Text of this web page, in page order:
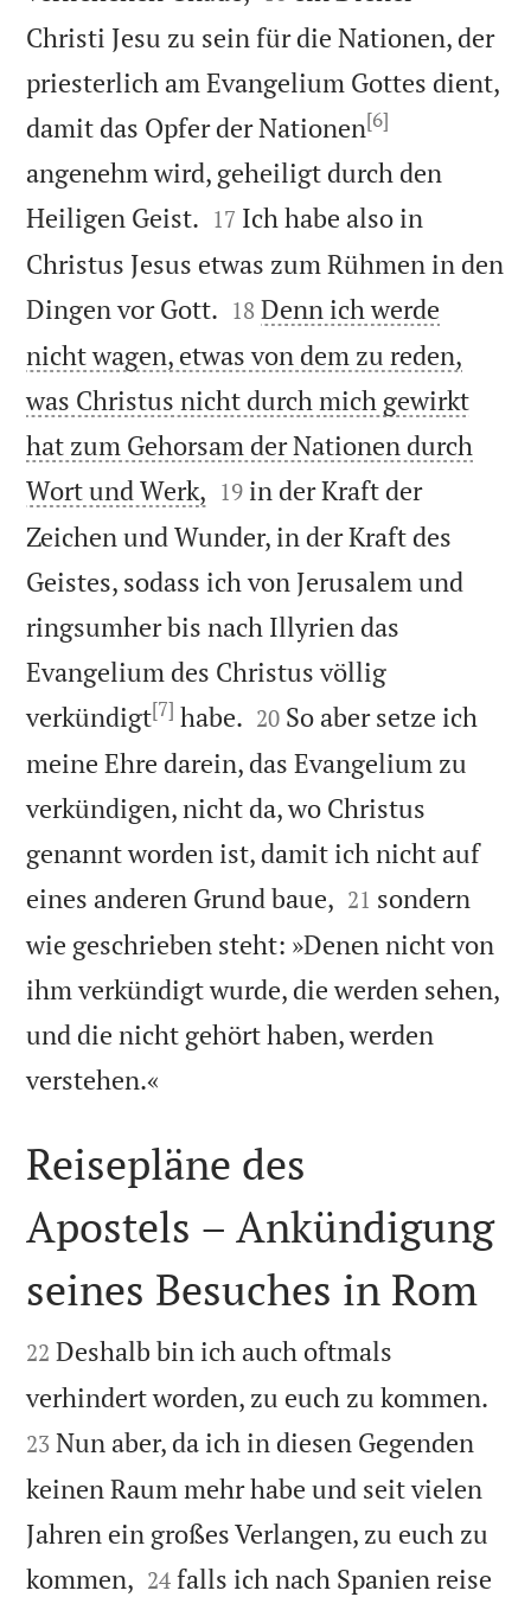
Christi Jesu zu sein für die Nationen, der
priesterlich am Evangelium Gottes dient,
damit das Opfer der Nationen[6]
angenehm wird, geheiligt durch den
Heiligen Geist. 

17 Ich habe also in
Christus Jesus etwas zum Rühmen in den
Dingen vor Gott. 

18 Denn ich werde
nicht wagen, etwas von dem zu reden,
was Christus nicht durch mich gewirkt
hat zum Gehorsam der Nationen durch
Wort und Werk, 

19 in der Kraft der
Zeichen und Wunder, in der Kraft des
Geistes, sodass ich von Jerusalem und
ringsumher bis nach Illyrien das
Evangelium des Christus völlig
verkündigt[7] habe. 

20 So aber setze ich
meine Ehre darein, das Evangelium zu
verkündigen, nicht da, wo Christus
genannt worden ist, damit ich nicht auf
eines anderen Grund baue, 

21 sondern
wie geschrieben steht: »Denen nicht von
ihm verkündigt wurde, die werden sehen,
und die nicht gehört haben, werden
verstehen.«

Reisepläne des
Apostels – Ankündigung
seines Besuches in Rom

22 Deshalb bin ich auch oftmals
verhindert worden, zu euch zu kommen.
23 Nun aber, da ich in diesen Gegenden
keinen Raum mehr habe und seit vielen
Jahren ein großes Verlangen, zu euch zu
kommen, 

24 falls ich nach Spanien reise